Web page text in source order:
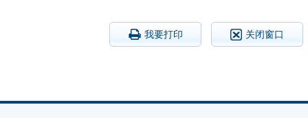
我要打印 关闭窗口